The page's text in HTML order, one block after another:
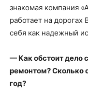
знакомая компания
работает на
себя как надежный
— Как обстоит дело
ремонтом? Сколько
год?